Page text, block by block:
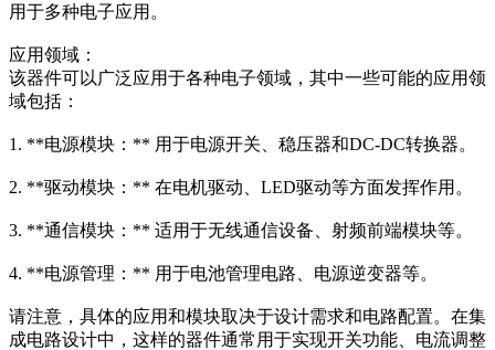
用于多种电子应用。
应用领域：
该器件可以广泛应用于各种电子领域，其中一些可能的应用领
域包括：
1. **电源模块：** 用于电源开关、稳压器和DC-DC转换器。
2. **驱动模块：** 在电机驱动、LED驱动等方面发挥作用。
3. **通信模块：** 适用于无线通信设备、射频前端模块等。
4. **电源管理：** 用于电池管理电路、电源逆变器等。
请注意，具体的应用和模块取决于设计需求和电路配置。在集
成电路设计中，这样的器件通常用于实现开关功能、电流调整